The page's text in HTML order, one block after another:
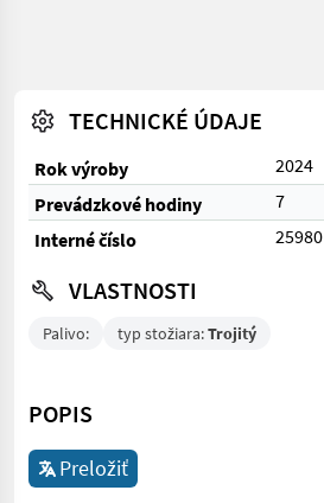
TECHNICKÉ ÚDAJE
Rok výroby
2024
Prevádzkové hodiny
7
Interné číslo
25980
VLASTNOSTI
Palivo: typ stožiara:Trojitý
POPIS
Preložiť